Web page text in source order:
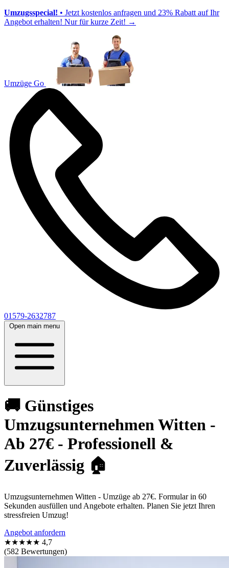
Umzugsspecial! • Jetzt kostenlos anfragen und 23% Rabatt auf Ihr
Angebot erhalten! Nur für kurze Zeit! →
Umzüge Go
01579-2632787
Open main menu
🚚 Günstiges
Umzugsunternehmen Witten -
Ab 27€ - Professionell &
Zuverlässig 🏠
Umzugsunternehmen Witten - Umzüge ab 27€. Formular in 60
Sekunden ausfüllen und Angebote erhalten. Planen Sie jetzt Ihren
stressfreien Umzug!
Angebot anfordern
★★★★★ 4,7
(582 Bewertungen)